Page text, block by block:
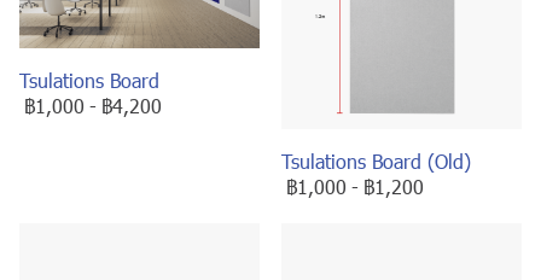
Tsulations Board
฿1,000 - ฿4,200
Tsulations Board (Old)
฿1,000 - ฿1,200